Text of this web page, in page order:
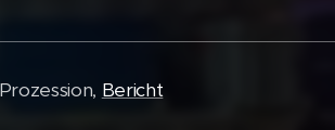
Bericht